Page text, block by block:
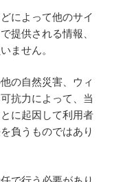
によって他のサイ
提供される情報、
ません。
の自然災害、ウィ
抗力によって、当
に起因して利用者
負うものではあり